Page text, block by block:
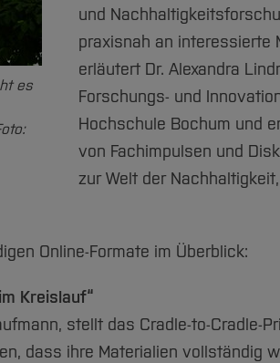
es
und
praxisnah an interessierte
erläutert Dr. Alexandra
Forschungs- und
Hochschule Bochum und
von Fachimpulsen und
zur Welt der
Online-Formate im Überblick:
Kreislauf“
stellt das Cradle-to-Cradle-
dass ihre Materialien vollständig